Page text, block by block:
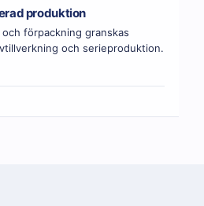
produktion
förpackning granskas
och serieproduktion.